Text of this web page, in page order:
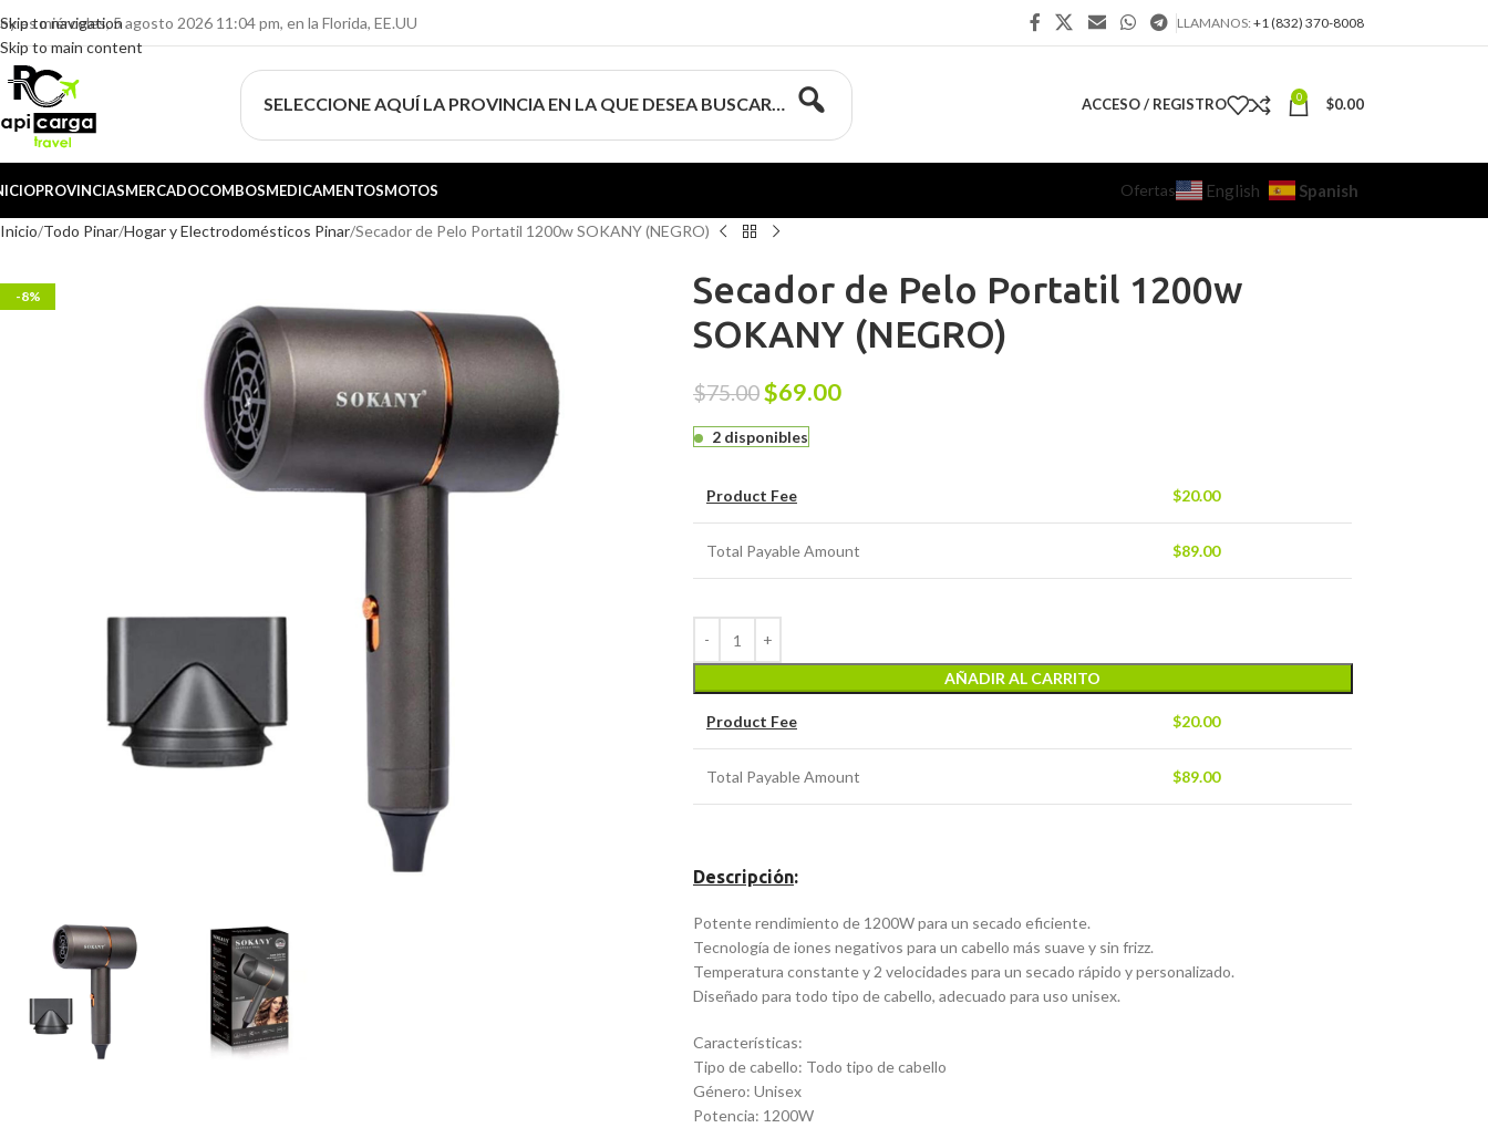
Skip to navigation
Skip to main content
es miércoles, 5 agosto 2026 11:04 pm, en la Florida, EE.UU LLAMANOS: +1 (832) 370-8008
SELECCIONE AQUÍ LA PROVINCIA EN LA QUE DESEA BUSCAR… ACCESO / REGISTRO 0 $0.00
PROVINCIASMERCADOCOMBOSMEDICAMENTOSMOTOS Ofertas English Spanish
Inicio Todo Pinar Hogar y Electrodomésticos Pinar Secador de Pelo Portatil 1200w SOKANY (NEGRO)
-8%
Secador de Pelo Portatil 1200w
SOKANY (NEGRO)
$75.00$69.00
2 disponibles
Product Fee $20.00
Total Payable Amount $89.00
AÑADIR AL CARRITO
Product Fee $20.00
Total Payable Amount $89.00
Descripción:
Potente rendimiento de 1200W para un secado eficiente.
Tecnología de iones negativos para un cabello más suave y sin frizz.
Temperatura constante y 2 velocidades para un secado rápido y personalizado.
Diseñado para todo tipo de cabello, adecuado para uso unisex.
Características:
Tipo de cabello: Todo tipo de cabello
Género: Unisex
Potencia: 1200W